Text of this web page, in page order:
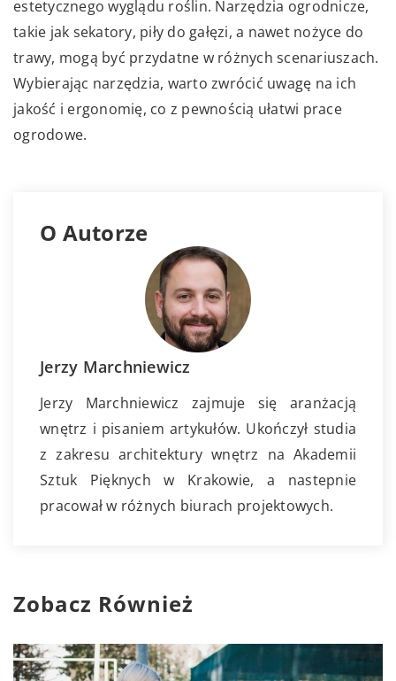
estetycznego wyglądu roślin. Narzędzia ogrodnicze,
takie jak sekatory, piły do gałęzi, a nawet nożyce do
trawy, mogą być przydatne w różnych scenariuszach.
Wybierając narzędzia, warto zwrócić uwagę na ich
jakość i ergonomię, co z pewnością ułatwi prace
ogrodowe.
O Autorze
Jerzy Marchniewicz
Jerzy Marchniewicz zajmuje się aranżacją
wnętrz i pisaniem artykułów. Ukończył studia
z zakresu architektury wnętrz na Akademii
Sztuk Pięknych w Krakowie, a nastepnie
pracował w różnych biurach projektowych.
Zobacz Również